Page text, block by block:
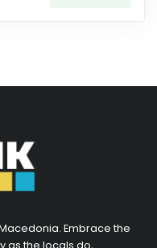
Embrace the